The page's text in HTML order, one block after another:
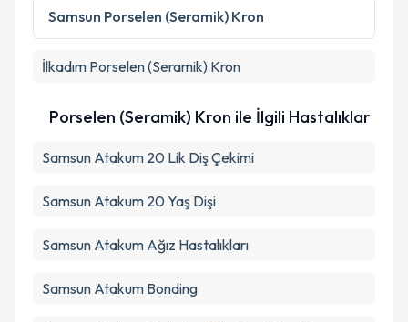
Metni
'ni okudum ve kişisel verilerimin belirtilen
kapsamda işlenmesini kabul ediyorum.
Samsun Porselen (Seramik) Kron
İlkadım Porselen (Seramik) Kron
Porselen (Seramik) Kron ile İlgili Hastalıklar
Samsun Atakum 20 Lik Diş Çekimi
Samsun Atakum 20 Yaş Dişi
Samsun Atakum Ağız Hastalıkları
Samsun Atakum Bonding